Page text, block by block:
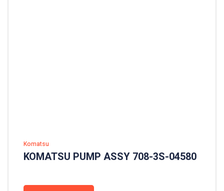
Komatsu
KOMATSU PUMP ASSY 708-3S-04580